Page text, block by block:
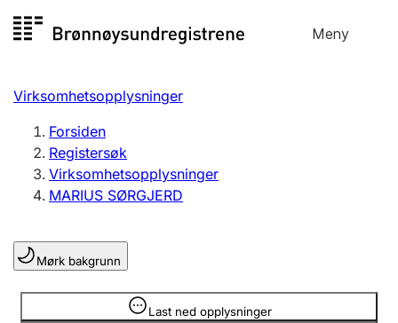
til
Meny
Registersøk
Aksjeselskap
Enkeltpersonforetak
Registrere, endre, slette
Lag og forening
Registrere, endre, slette
Virksomhetsopplysninger
Forsiden
Registersøk
Virksomhetsopplysninger
MARIUS SØRGJERD
Mørk bakgrunn
Last ned opplysninger
Opplysninger er skjult